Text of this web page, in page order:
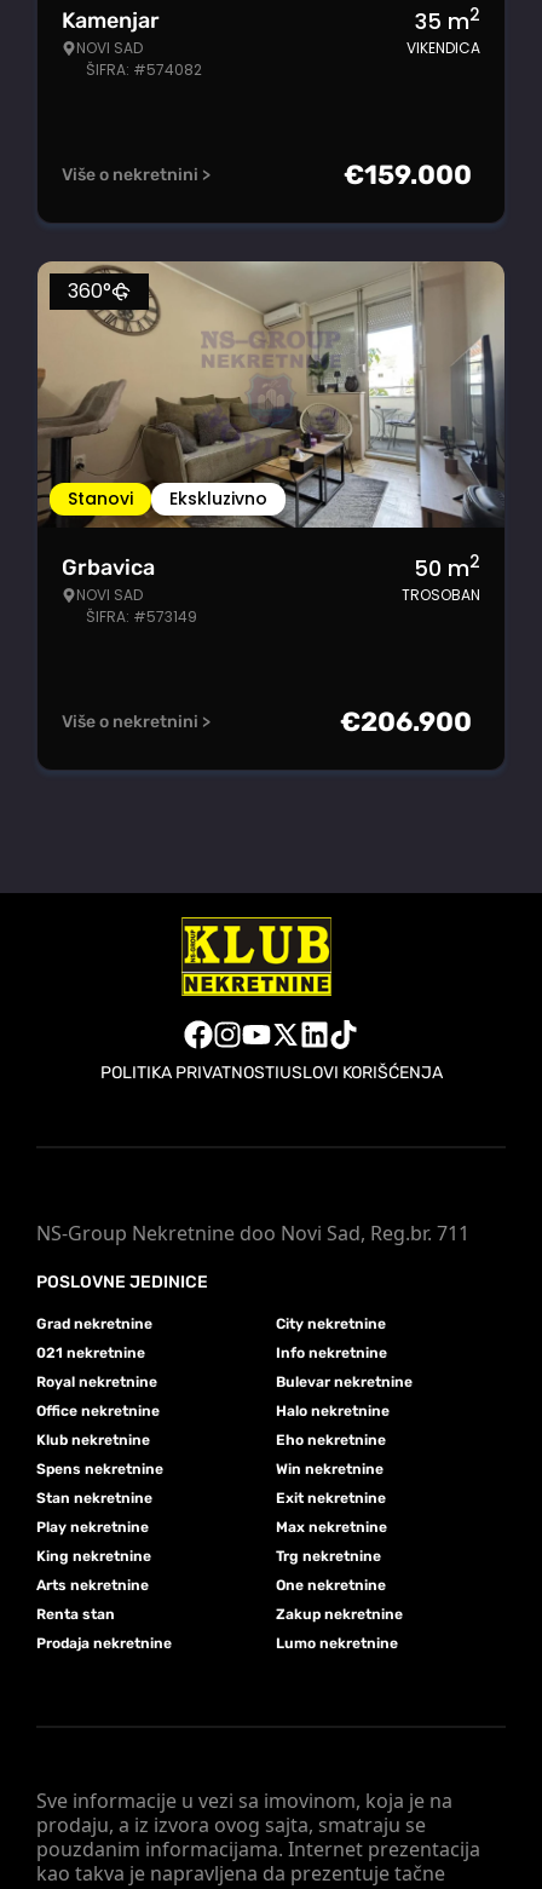
Kamenjar
NOVI SAD
ŠIFRA: #574082
35 m2
VIKENDICA
Više o nekretnini > €159.000
Stanovi Ekskluzivno
360°
Grbavica
NOVI SAD
ŠIFRA: #573149
50 m2
TROSOBAN
Više o nekretnini > €206.900
POLITIKA PRIVATNOSTIUSLOVI KORIŠĆENJA
Sve informacije u vezi sa imovinom, koja je na
prodaju, a iz izvora ovog sajta, smatraju se
pouzdanim informacijama. Internet prezentacija
kao takva je napravljena da prezentuje tačne
NS-Group Nekretnine doo Novi Sad, Reg.br. 711
POSLOVNE JEDINICE
Grad nekretnine
City nekretnine
021 nekretnine
Info nekretnine
Royal nekretnine
Bulevar nekretnine
Office nekretnine
Halo nekretnine
Klub nekretnine
Eho nekretnine
Spens nekretnine
Win nekretnine
Stan nekretnine
Exit nekretnine
Play nekretnine
Max nekretnine
King nekretnine
Trg nekretnine
Arts nekretnine
One nekretnine
Renta stan
Zakup nekretnine
Prodaja nekretnine
Lumo nekretnine